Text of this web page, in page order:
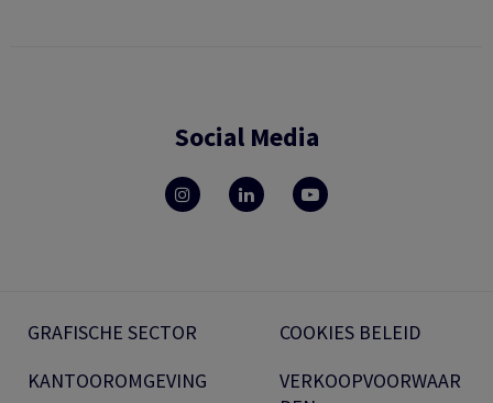
Social Media
GRAFISCHE SECTOR
KANTOOROMGEVING
COOKIES BELEID
VERKOOPVOORWAAR